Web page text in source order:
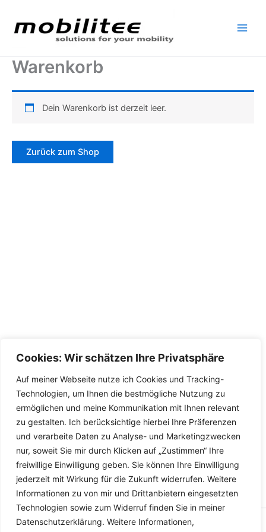
Cookies: Wir schätzen Ihre Privatsphäre
Auf meiner Webseite nutze ich Cookies und Tracking-
Technologien, um Ihnen die bestmögliche Nutzung zu
ermöglichen und meine Kommunikation mit Ihnen relevant
zu gestalten. Ich berücksichtige hierbei Ihre Präferenzen
und verarbeite Daten zu Analyse- und Marketingzwecken
nur, soweit Sie mir durch Klicken auf „Zustimmen“ Ihre
freiwillige Einwilligung geben. Sie können Ihre Einwilligung
jederzeit mit Wirkung für die Zukunft widerrufen. Weitere
Informationen zu von mir und Drittanbietern eingesetzten
Technologien sowie zum Widerruf finden Sie in meiner
Datenschutzerklärung. Weitere Informationen,
Inhalt
springen
Warenkorb
Dein Warenkorb ist derzeit leer.
Zurück zum Shop
Copyright © 2026 Versandhandel für Fahrzeugteile, Ersatzteile